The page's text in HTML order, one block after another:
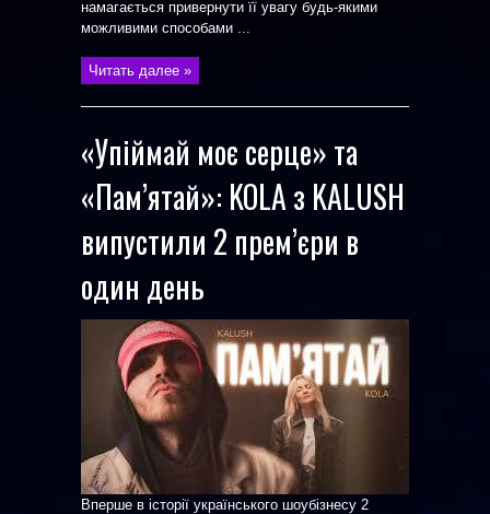
намагається привернути її увагу будь-якими
можливими способами ...
Читать далее »
«Упіймай моє серце» та
«Пам’ятай»: KOLA з KALUSH
випустили 2 прем’єри в
один день
Вперше в історії українського шоубізнесу 2